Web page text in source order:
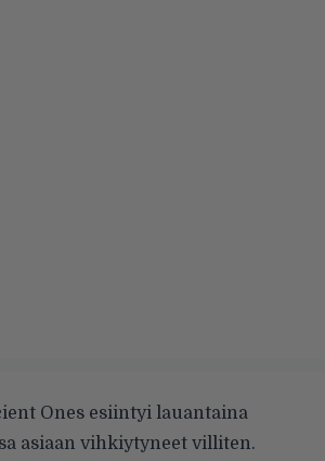
Ones esiintyi lauantaina
asiaan vihkiytyneet villiten.